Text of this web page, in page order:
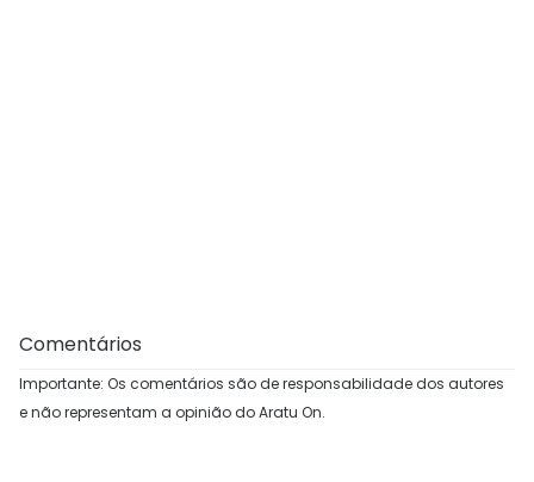
Comentários
Importante: Os comentários são de responsabilidade dos autores
e não representam a opinião do Aratu On.